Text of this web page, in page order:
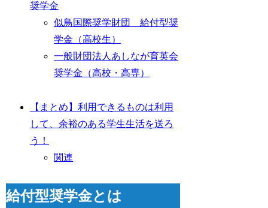
奨学金
似鳥国際奨学財団 給付型奨
学金（高校生）
一般財団法人あしなが育英会
奨学金（高校・高専）
【まとめ】利用できるものは利用
して、余裕のある学生生活を送ろ
う！
関連
給付型奨学金とは